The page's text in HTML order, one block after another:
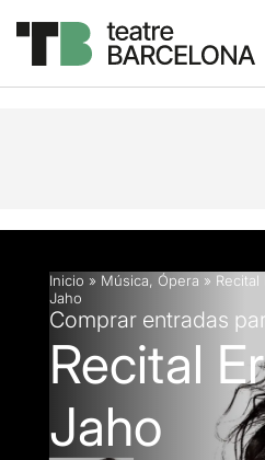
Descripción Ficha
Inicio » Música, Ópera » Recital
Jaho
Comprar entradas
Recital
Jaho